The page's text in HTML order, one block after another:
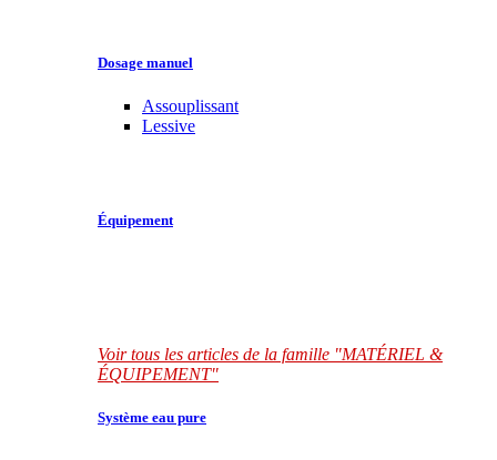
Dosage manuel
Assouplissant
Lessive
Équipement
Voir tous les articles de la famille "MATÉRIEL &
ÉQUIPEMENT"
Système eau pure